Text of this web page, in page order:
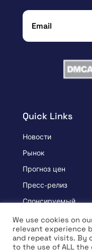
Quick Links
Новости
Рынок
Прогноз цен
Пресс-релиз
Спонсируемый
УЗНАВАЙ
Интервью
We use cookies on
relevant experience
and repeat visits. By
to the use of ALL the